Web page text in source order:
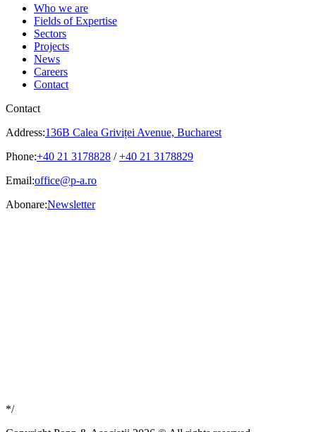
Who we are
Fields of Expertise
Sectors
Projects
News
Careers
Contact
Contact
Address:136B Calea Griviței Avenue, Bucharest
Phone:+40 21 3178828 /+40 21 3178829
Email:office@p-a.ro
Abonare:Newsletter
*/